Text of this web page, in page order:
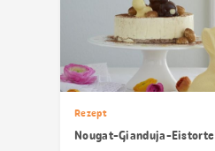
Rezept
Nougat-Gianduja-Eistorte